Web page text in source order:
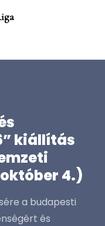
kiállítás
4.)
a budapesti
és